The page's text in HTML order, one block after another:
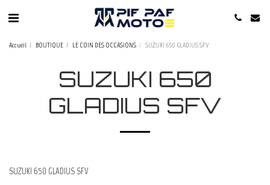
Accueil BOUTIQUE LE COIN DES OCCASIONS SUZUKI 650 GLADIUS SFV
SUZUKI 650
GLADIUS SFV
SUZUKI 650 GLADIUS SFV